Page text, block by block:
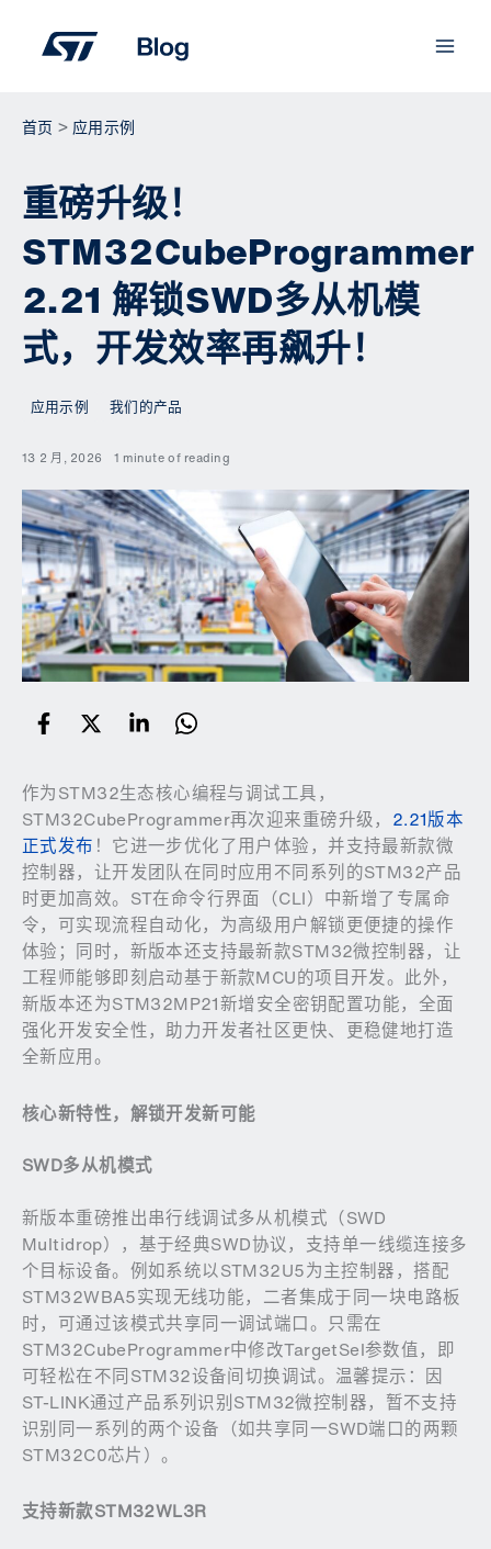
首页 应用示例
重磅升级！
STM32CubeProgrammer
2.21 解锁SWD多从机模
式，开发效率再飙升！
应用示例 我们的产品
13 2 月, 2026 1 minute of reading
作为STM32生态核心编程与调试工具，
STM32CubeProgrammer再次迎来重磅升级， 2.21版本
正式发布 ！它进一步优化了用户体验，并支持最新款微
控制器，让开发团队在同时应用不同系列的STM32产品
时更加高效。ST在命令行界面（CLI）中新增了专属命
令，可实现流程自动化，为高级用户解锁更便捷的操作
体验；同时，新版本还支持最新款STM32微控制器，让
工程师能够即刻启动基于新款MCU的项目开发。此外，
新版本还为STM32MP21新增安全密钥配置功能，全面
强化开发安全性，助力开发者社区更快、更稳健地打造
全新应用。
核心新特性，解锁开发新可能
SWD多从机模式
新版本重磅推出串行线调试多从机模式（SWD
Multidrop），基于经典SWD协议，支持单一线缆连接多
个目标设备。例如系统以STM32U5为主控制器，搭配
STM32WBA5实现无线功能，二者集成于同一块电路板
时，可通过该模式共享同一调试端口。只需在
STM32CubeProgrammer中修改TargetSel参数值，即
可轻松在不同STM32设备间切换调试。温馨提示：因
ST-LINK通过产品系列识别STM32微控制器，暂不支持
识别同一系列的两个设备（如共享同一SWD端口的两颗
STM32C0芯片）。
支持新款STM32WL3R